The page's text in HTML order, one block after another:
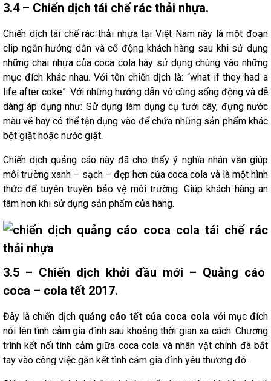
3.4 – Chiến dịch tái chế rác thải nhựa.
Chiến dịch tái chế rác thải nhựa tại Việt Nam này là một đoạn
clip ngắn hướng dẫn và cổ động khách hàng sau khi sử dụng
những chai nhựa của coca cola hãy sử dụng chúng vào những
mục đích khác nhau. Với tên chiến dịch là: “what if they had a
life after coke”. Với những hướng dẫn vô cùng sống động và dễ
dàng áp dụng như: Sử dụng làm dụng cụ tưới cây, đựng nước
màu vẽ hay có thể tận dụng vào để chứa những sản phẩm khác
bột giặt hoặc nước giặt.
Chiến dịch quảng cáo này đã cho thấy ý nghĩa nhân văn giúp
môi trường xanh – sạch – đẹp hơn của coca cola và là một hình
thức để tuyên truyền bảo vệ môi trường. Giúp khách hàng an
tâm hơn khi sử dụng sản phẩm của hãng.
3.5 – Chiến dịch khởi đầu mới – Quảng cáo
coca – cola tết 2017.
Đây là chiến dịch quảng cáo tết của coca colavới mục đích
nói lên tình cảm gia đình sau khoảng thời gian xa cách. Chương
trình kết nối tình cảm giữa coca cola và nhân vật chính đã bắt
tay vào công việc gắn kết tình cảm gia đình yêu thương đó.